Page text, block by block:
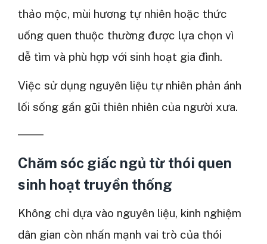
thảo mộc, mùi hương tự nhiên hoặc thức
uống quen thuộc thường được lựa chọn vì
dễ tìm và phù hợp với sinh hoạt gia đình.
Việc sử dụng nguyên liệu tự nhiên phản ánh
lối sống gần gũi thiên nhiên của người xưa.
Chăm sóc giấc ngủ từ thói quen
sinh hoạt truyền thống
Không chỉ dựa vào nguyên liệu, kinh nghiệm
dân gian còn nhấn mạnh vai trò của thói